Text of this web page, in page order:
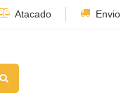
Atacado Envio